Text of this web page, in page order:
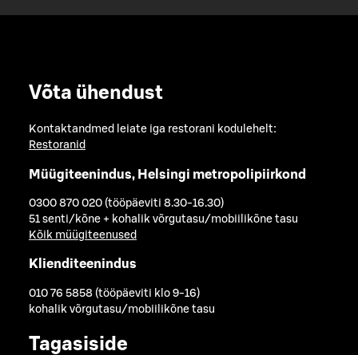
Võta ühendust
Kontaktandmed leiate iga restorani kodulehelt:
Restoranid
Müügiteenindus, Helsingi metropolipiirkond
0300 870 020 (tööpäeviti 8.30-16.30)
51 senti/kõne + kohalik võrgutasu/mobiilikõne tasu
Kõik müügiteenused
Klienditeenindus
010 76 5858 (tööpäeviti klo 9-16)
kohalik võrgutasu/mobiilikõne tasu
Tagasiside